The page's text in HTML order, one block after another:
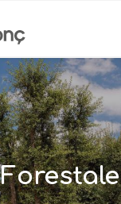
Forestale